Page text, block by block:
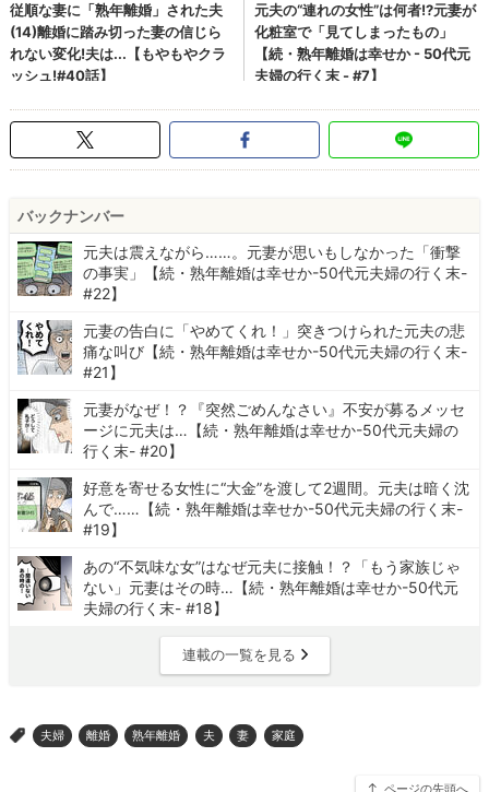
バックナンバー
元夫は震えながら……。元妻が思いもしなかった「衝撃
の事実」【続・熟年離婚は幸せか-50代元夫婦の行く末-
#22】
元妻の告白に「やめてくれ！」突きつけられた元夫の悲
痛な叫び【続・熟年離婚は幸せか-50代元夫婦の行く末-
#21】
元妻がなぜ！？『突然ごめんなさい』不安が募るメッセ
ージに元夫は…【続・熟年離婚は幸せか-50代元夫婦の
行く末- #20】
好意を寄せる女性に“大金”を渡して2週間。元夫は暗く沈
んで……【続・熟年離婚は幸せか-50代元夫婦の行く末-
#19】
あの“不気味な女”はなぜ元夫に接触！？「もう家族じゃ
ない」元妻はその時…【続・熟年離婚は幸せか-50代元
夫婦の行く末- #18】
連載の一覧を見る
> 夫婦 離婚 熟年離婚 夫 妻 家庭
ページの先頭へ